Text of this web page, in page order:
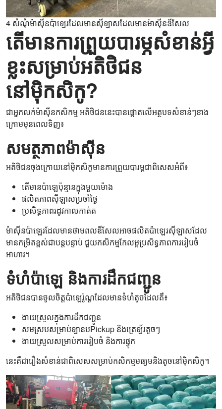
4 សំណុំម៉ាស៊ីនប៉ាឡេរដែលមានស៊ីឡាសដែលមានម៉ាស៊ីនឌីសែល
តើមានការព្រួយបារម្ភសំខាន់អ្វី
ខ្លះសម្រាប់អតិថិជន
នៅម៉ិកសិកូ?
ជាអ្នកលក់ម៉ាស៊ីនកសិកម្ម អតិថិជននេះបានផ្តោតលើអត្ថបទសំខាន់ៗខាង
ក្រោមមុនពេលទិញ៖
សមត្ថភាពម៉ាស៊ីន
អតិថិជនចុងក្រោយនៅម៉ិកសិកូមានការព្រួយបារម្ភជាពិសេសអំពី៖
តើមានប៉ាឡេប៉ុន្មានក្នុងមួយម៉ោង
ផលិតភាពស៊ីឡាសប្រចាំថ្ងៃ
ប្រសិទ្ធភាពរដូវកាលកាត់ត
ម៉ាស៊ីនប៉ាឡេរដែលមានថាមពលឌីសែលអាចផលិតប៉ាឡេរស៊ីឡាសដែល
មានកម្រិតខ្ពស់ជាបន្តបន្ទាប់ ជួយកសិកម្មកែលម្អប្រសិទ្ធភាពការរៀបចំ
អាហារ។
ទំហំប៉ាឡេ និងការដឹកជញ្ជូន
អតិថិជនបានចូលចិត្តប៉ាឡេរ៉ូណ្តដែលមានទំហំតូចដែលគឺ៖
ងាយស្រួលក្នុងការដឹកជញ្ជូន
សមស្របសម្រាប់ឡានបPickup និងត្រេឡ័រ​តូចៗ
ងាយស្រួលសម្រាប់ការរៀបចំ និងការផ្ទុក
នេះគឺជារឿងសំខាន់ជាពិសេសសម្រាប់កសិកម្មមធ្យមនិងតូចនៅម៉ិកសិកូ។